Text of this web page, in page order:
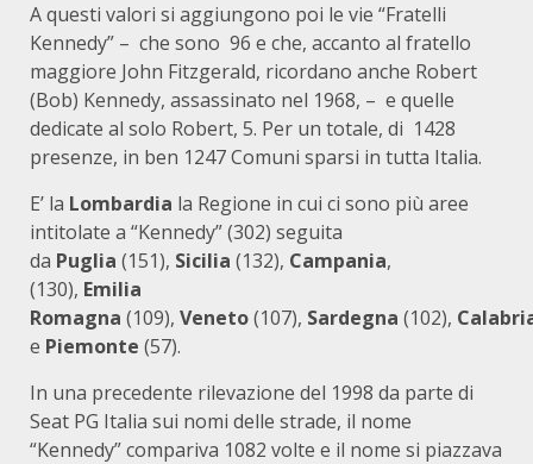
A questi valori si aggiungono poi le vie “Fratelli
Kennedy” – che sono 96 e che, accanto al fratello
maggiore John Fitzgerald, ricordano anche Robert
(Bob) Kennedy, assassinato nel 1968, – e quelle
dedicate al solo Robert, 5. Per un totale, di 1428
presenze, in ben 1247 Comuni sparsi in tutta Italia.
E’ la Lombardia la Regione in cui ci sono più aree
intitolate a “Kennedy” (302) seguita
da Puglia (151), Sicilia (132), Campania,
(130), Emilia
Romagna (109), Veneto(107), Sardegna (102),
e Piemonte (57).
In una precedente rilevazione del 1998 da parte di
Seat PG Italia sui nomi delle strade, il nome
“Kennedy” compariva 1082 volte e il nome si piazzava